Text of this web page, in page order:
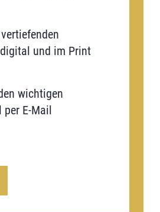
und im Print
wichtigen
E-Mail